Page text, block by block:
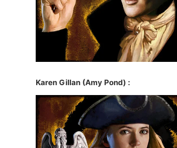
Karen Gillan (Amy Pond) :